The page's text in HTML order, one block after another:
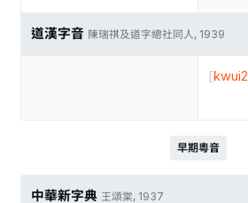
道漢字音 陳瑞祺及道字總社同人, 1939
[kwui2
早期粵音
中華新字典 王頌棠, 1937